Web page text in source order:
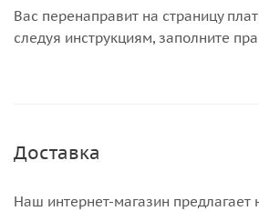
Вас перенаправит на страницу
следуя инструкциям, заполните
Доставка
Наш интернет-магазин предлагает